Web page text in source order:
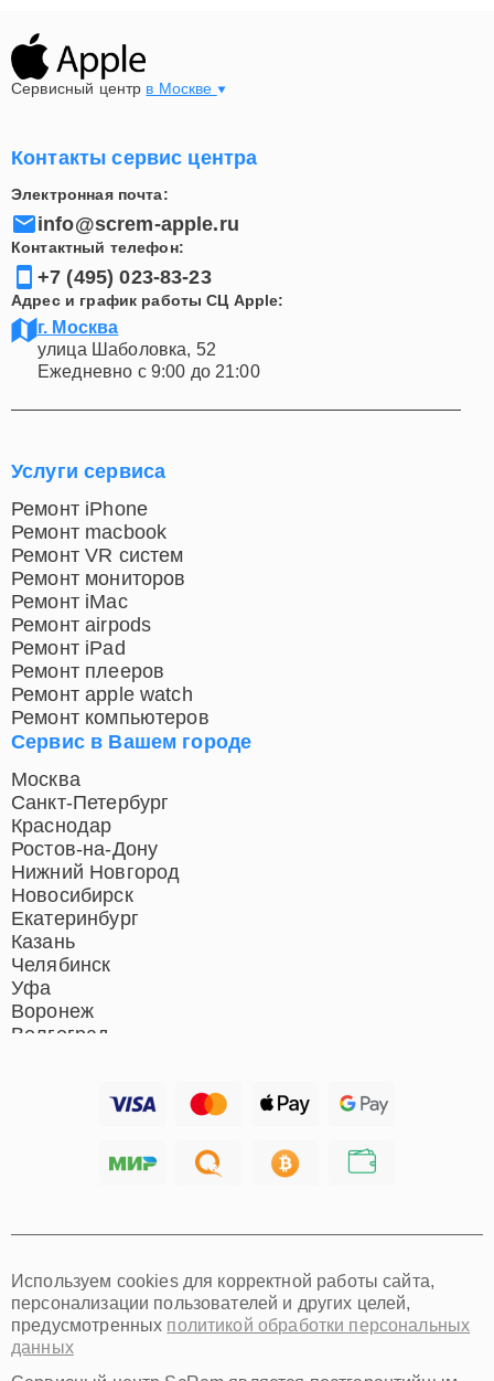
Сервисный центр в Москве
Контакты сервис центра
Электронная почта:
info@screm-apple.ru
Контактный телефон:
+7 (495) 023-83-23
Адрес и график работы СЦ Apple:
г. Москва
улица Шаболовка, 52
Ежедневно с 9:00 до 21:00
Сервис в Вашем городе
Москва
Санкт-Петербург
Краснодар
Ростов-на-Дону
Нижний Новгород
Новосибирск
Екатеринбург
Казань
Челябинск
Уфа
Воронеж
Волгоград
Хабаровск
Омск
Красноярск
Пермь
Ульяновск
Услуги сервиса
Ремонт iPhone
Ремонт macbook
Ремонт VR систем
Ремонт мониторов
Ремонт iMac
Ремонт airpods
Ремонт iPad
Ремонт плееров
Ремонт apple watch
Ремонт компьютеров
Используем cookies для корректной работы сайта,
персонализации пользователей и других целей,
предусмотренных политикой обработки персональных
данных